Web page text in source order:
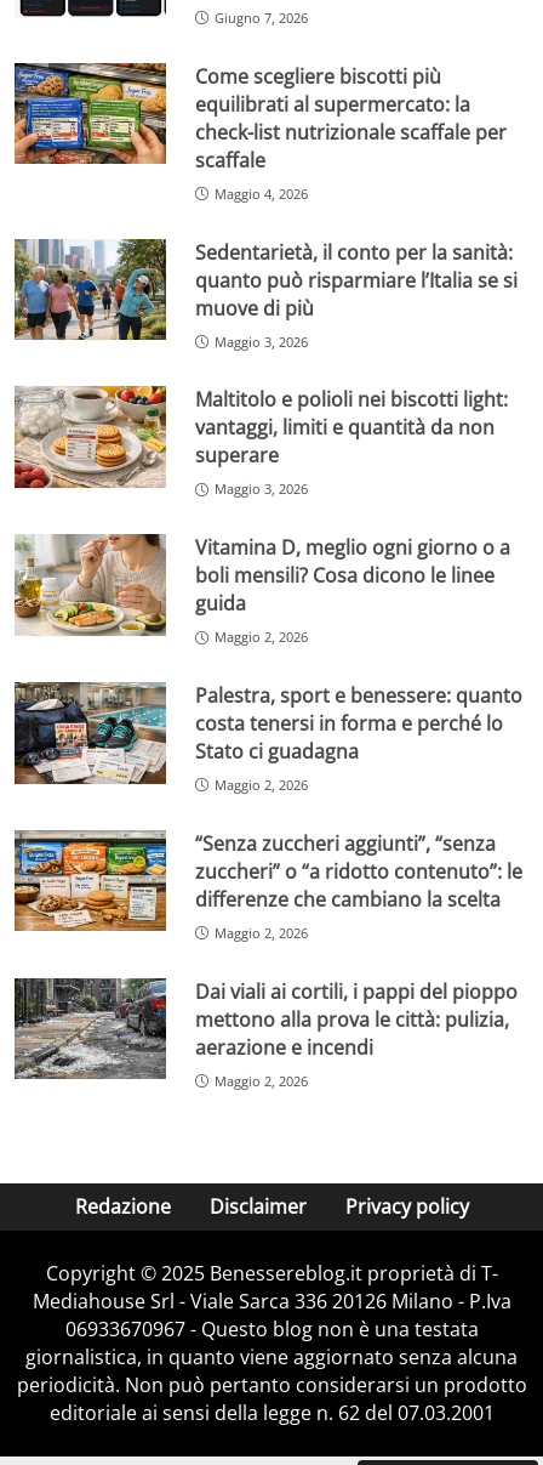
Giugno 7, 2026
Come scegliere biscotti più
equilibrati al supermercato: la
check-list nutrizionale scaffale per
scaffale
Maggio 4, 2026
Sedentarietà, il conto per la sanità:
quanto può risparmiare l’Italia se si
muove di più
Maggio 3, 2026
Maltitolo e polioli nei biscotti light:
vantaggi, limiti e quantità da non
superare
Maggio 3, 2026
Vitamina D, meglio ogni giorno o a
boli mensili? Cosa dicono le linee
guida
Maggio 2, 2026
Palestra, sport e benessere: quanto
costa tenersi in forma e perché lo
Stato ci guadagna
Maggio 2, 2026
“Senza zuccheri aggiunti”, “senza
zuccheri” o “a ridotto contenuto”: le
differenze che cambiano la scelta
Maggio 2, 2026
Dai viali ai cortili, i pappi del pioppo
mettono alla prova le città: pulizia,
aerazione e incendi
Maggio 2, 2026
Redazione Disclaimer Privacy policy
Copyright © 2025 Benessereblog.it proprietà di T-
Mediahouse Srl - Viale Sarca 336 20126 Milano - P.Iva
06933670967 - Questo blog non è una testata
giornalistica, in quanto viene aggiornato senza alcuna
periodicità. Non può pertanto considerarsi un prodotto
editoriale ai sensi della legge n. 62 del 07.03.2001